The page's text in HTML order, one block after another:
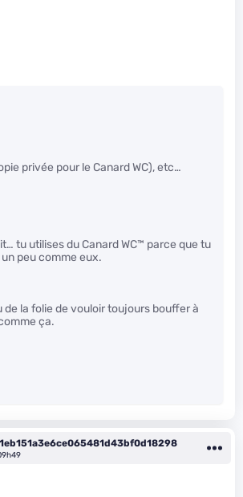
privée pour le Canard WC), etc…
tu utilises du Canard WC™ parce que tu
peu comme eux.
de la folie de vouloir toujours bouffer à
ça.